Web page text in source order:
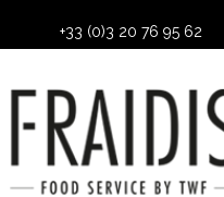
+33 (0)3 20 76 95 62